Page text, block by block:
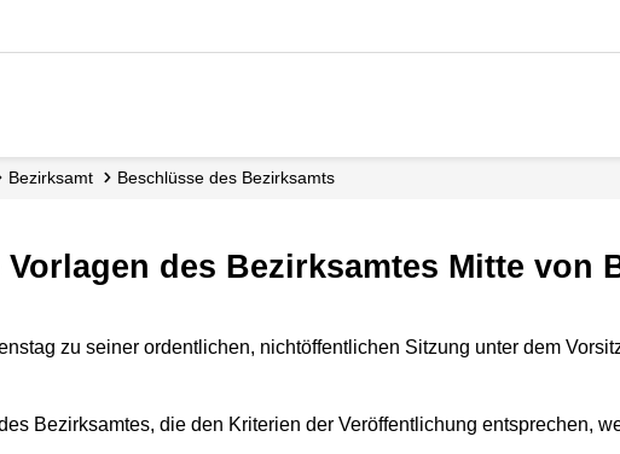
Bezirksamt Beschlüsse des Bezirksamts
Vorlagen des Bezirksamtes Mitte von
zu seiner ordentlichen, nichtöffentlichen Sitzung unter dem
Bezirksamtes, die den Kriterien der Veröffentlichung entsprechen,